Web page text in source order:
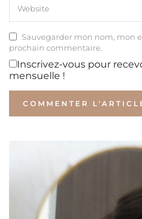
Sauvegarder mon nom, mon
prochain commentaire.
Inscrivez-vous pour
mensuelle !